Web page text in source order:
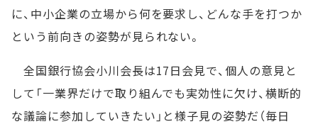
に、中小企業の立場から何を要求し、どんな手を打つか
という前向きの姿勢が見られない。
全国銀行協会小川会長は17日会見で、個人の意見と
して「一業界だけで取り組んでも実効性に欠け、横断的
な議論に参加していきたい」と様子見の姿勢だ（毎日